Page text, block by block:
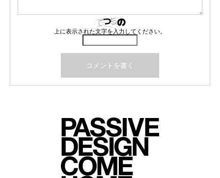
上に表示された文字を入力してください。